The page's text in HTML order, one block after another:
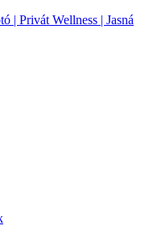
| Privát Wellness | Jasná